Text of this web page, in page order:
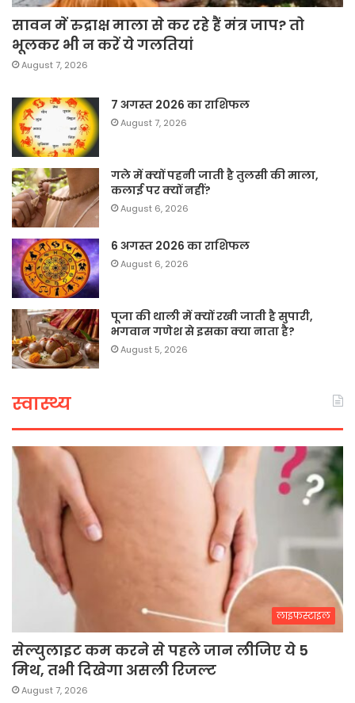
सावन में रुद्राक्ष माला से कर रहे हैं मंत्र जाप? तो
भूलकर भी न करें ये गलतियां
August 7, 2026
7 अगस्त 2026 का राशिफल
August 7, 2026
गले में क्यों पहनी जाती है तुलसी की माला,
कलाई पर क्यों नहीं?
August 6, 2026
6 अगस्त 2026 का राशिफल
August 6, 2026
पूजा की थाली में क्यों रखी जाती है सुपारी,
भगवान गणेश से इसका क्या नाता है?
August 5, 2026
स्वास्थ्य
लाइफस्टाइल
सेल्युलाइट कम करने से पहले जान लीजिए ये 5
मिथ, तभी दिखेगा असली रिजल्ट
August 7, 2026